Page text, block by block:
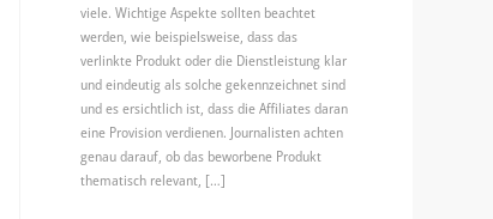
viele. Wichtige Aspekte sollten beachtet
werden, wie beispielsweise, dass das
verlinkte Produkt oder die Dienstleistung klar
und eindeutig als solche gekennzeichnet sind
und es ersichtlich ist, dass die Affiliates daran
eine Provision verdienen. Journalisten achten
genau darauf, ob das beworbene Produkt
thematisch relevant, […]